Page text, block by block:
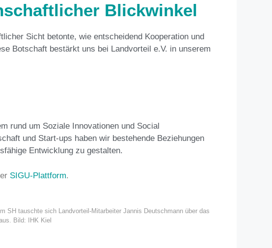
Blickwinkel
Sicht betonte, wie entscheidend Kooperation und
Botschaft bestärkt uns bei Landvorteil e.V. in unserem
rund um Soziale Innovationen und Social
und Start-ups haben wir bestehende Beziehungen
Entwicklung zu gestalten.
SIGU-Plattform.
SH tauschte sich Landvorteil-Mitarbeiter Jannis Deutschmann über das
Bild: IHK Kiel